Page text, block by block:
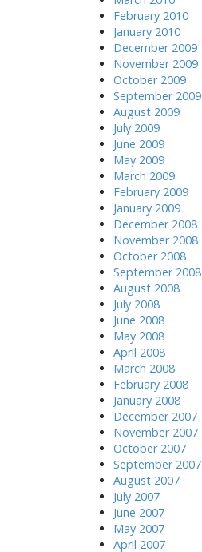
February 2010
January 2010
December 2009
November 2009
October 2009
September 2009
August 2009
July 2009
June 2009
May 2009
March 2009
February 2009
January 2009
December 2008
November 2008
October 2008
September 2008
August 2008
July 2008
June 2008
May 2008
April 2008
March 2008
February 2008
January 2008
December 2007
November 2007
October 2007
September 2007
August 2007
July 2007
June 2007
May 2007
April 2007